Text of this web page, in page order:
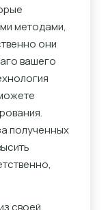
методами,
они
вашего
полученных
своей